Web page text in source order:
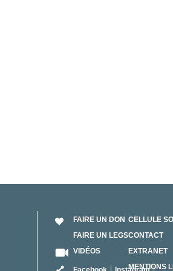
FAIRE UN DON
FAIRE UN LEGS
VIDÉOS
CELLULE
CONTACT
EXTRANET
MENTIONS